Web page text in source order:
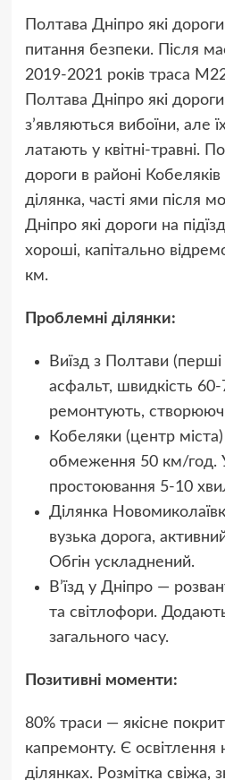
Полтава Дніпро які
питання безпеки. Після
2019-2021 років траса
Полтава Дніпро які
з’являються вибоїни, але
латають у квітні-травні.
дороги в районі
ділянка, часті ями після
Дніпро які дороги на
хороші, капітально
км.
Проблемні ділянки:
Виїзд з Полтави
асфальт, швидкість 60-
ремонтують,
Кобеляки (центр
обмеження 50 км/год.
простоювання 5-10
Ділянка
вузька дорога,
Обгін ускладнений.
В’їзд у Дніпро —
та світлофори.
загального часу.
Позитивні моменти:
80% траси — якісне
капремонту. Є освітлення
ділянках. Розмітка свіжа,